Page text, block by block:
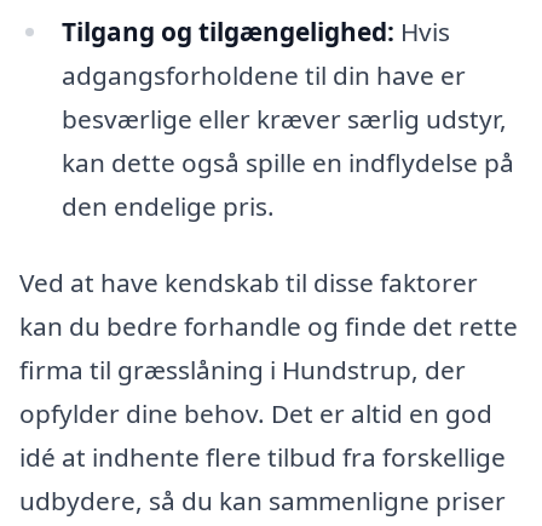
Tilgang og tilgængelighed: Hvis
adgangsforholdene til din have er
besværlige eller kræver særlig udstyr,
kan dette også spille en indflydelse på
den endelige pris.
Ved at have kendskab til disse faktorer
kan du bedre forhandle og finde det rette
firma til græsslåning i Hundstrup, der
opfylder dine behov. Det er altid en god
idé at indhente flere tilbud fra forskellige
udbydere, så du kan sammenligne priser